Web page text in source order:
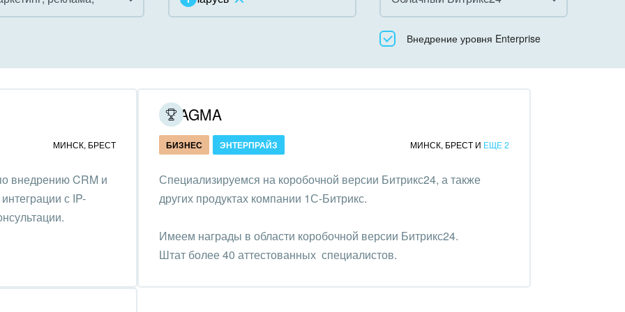
услуги, ЖКХ
Все
Коробочная версия
Внедрение уровня Enterprise
МИНСК, БРЕСТ
внедрению CRM и
с IP-
PRAGMA
БИЗНЕС ЭНТЕРПРАЙЗ МИНСК, БРЕСТ И ЕЩЕ 2
Специализируемся на коробочной версии Битрикс24, а также
других продуктах компании 1С-Битрикс.
Имеем награды в области коробочной версии Битрикс24.
Штат более 40 аттестованных специалистов.